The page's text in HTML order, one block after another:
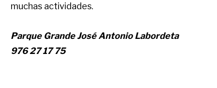
muchas actividades.
Parque Grande José Antonio Labordeta
976 27 17 75